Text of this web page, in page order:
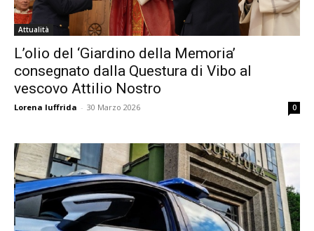
Attualità
L’olio del ‘Giardino della Memoria’
consegnato dalla Questura di Vibo al
vescovo Attilio Nostro
Lorena Iuffrida - 30 Marzo 2026 0